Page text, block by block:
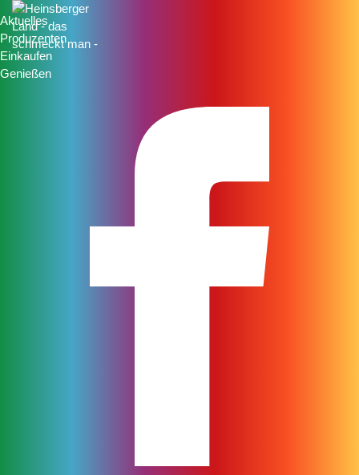
Aktuelles
Produzenten
Einkaufen
Genießen